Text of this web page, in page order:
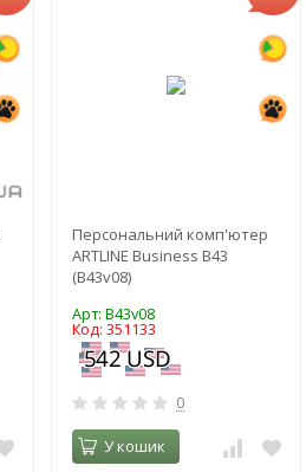
Персональний комп'ютер
ARTLINE Business B43
(B43v08)
Арт: B43v08
Код: 351133
0
У кошик